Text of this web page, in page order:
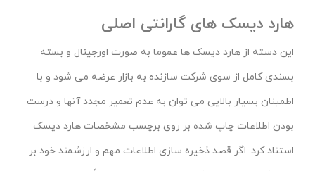
هارد دیسک های گارانتی اصلی
این دسته از هارد دیسک ها عموما به صورت اورجینال و بسته
بسندی کامل از سوی شرکت سازنده به بازار عرضه می شود و با
اطمینان بسیار بالایی می توان به عدم تعمیر مجدد آنها و درست
بودن اطلاعات چاپ شده بر روی برچسب مشخصات هارد دیسک
استناد کرد. اگر قصد ذخیره سازی اطلاعات مهم و ارزشمند خود بر